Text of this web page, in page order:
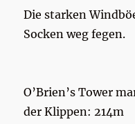
Die starken
Socken weg fegen.
O’Brien’s Tower
der Klippen: 214m